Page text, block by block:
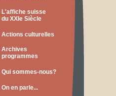
L'affiche suisse
du XXIe Siècle
Actions culturelles
Archives
programmes
Qui sommes-nous?
On en parle...